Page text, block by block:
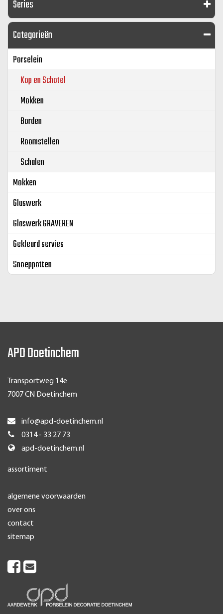
Series
Categorieën
Porselein
Kop en Schotel
Mokken
Borden
Roomstellen
Schalen
Mokken
Glaswerk
Glaswerk GRAVEREN
Gekleurd servies
Snoeppotten
APD Doetinchem
Transportweg 14e
7007 CN Doetinchem
info@apd-doetinchem.nl
0314 - 33 27 73
apd-doetinchem.nl
assortiment
algemene voorwaarden
over ons
contact
sitemap